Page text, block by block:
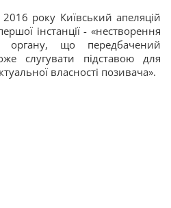
року Київський апеляцій
інстанції - «нестворення
органу, що передбачений
слугувати підставою для
власності позивача».